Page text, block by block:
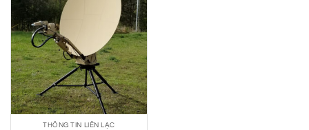
THÔNG TIN LIÊN LẠC